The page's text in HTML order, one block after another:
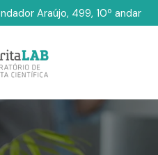
Araújo, 499, 10º andar